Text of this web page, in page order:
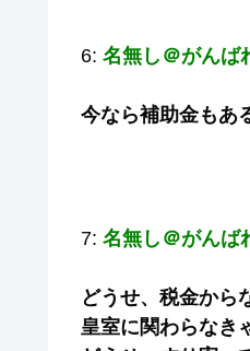
6: 名無し＠がんば
今なら補助金もあ
7: 名無し＠がんば
どうせ、税金から
皇室に関わらなき